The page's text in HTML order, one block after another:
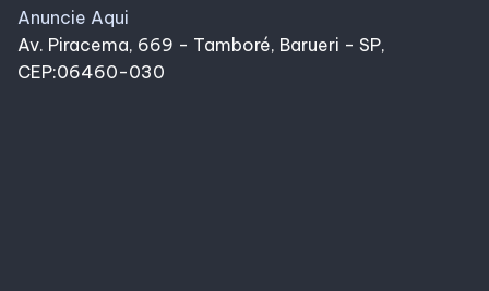
Anuncie Aqui
Av. Piracema, 669 - Tamboré, Barueri - SP,
CEP:06460-030